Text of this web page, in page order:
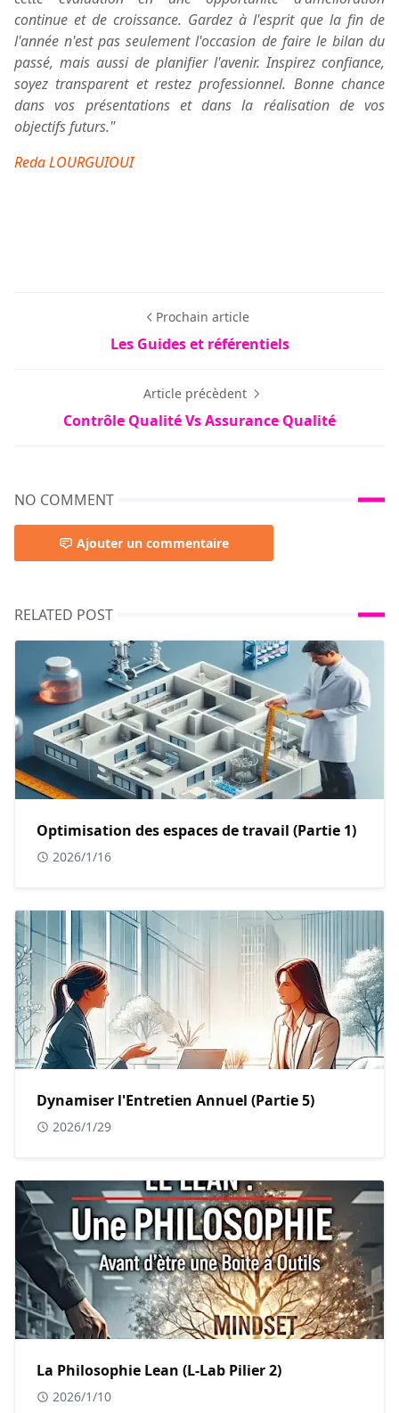
continue et de croissance. Gardez à l'esprit que la fin de
l'année n'est pas seulement l'occasion de faire le bilan du
passé, mais aussi de planifier l'avenir. Inspirez confiance,
soyez transparent et restez professionnel. Bonne chance
dans vos présentations et dans la réalisation de vos
objectifs futurs."
Reda LOURGUIOUI
Prochain article
Les Guides et référentiels
Article précèdent
Contrôle Qualité Vs Assurance Qualité
NO COMMENT
Ajouter un commentaire
RELATED POST
Optimisation des espaces de travail (Partie 1)
2026/1/16
Dynamiser l'Entretien Annuel (Partie 5)
2026/1/29
La Philosophie Lean (L-Lab Pilier 2)
2026/1/10